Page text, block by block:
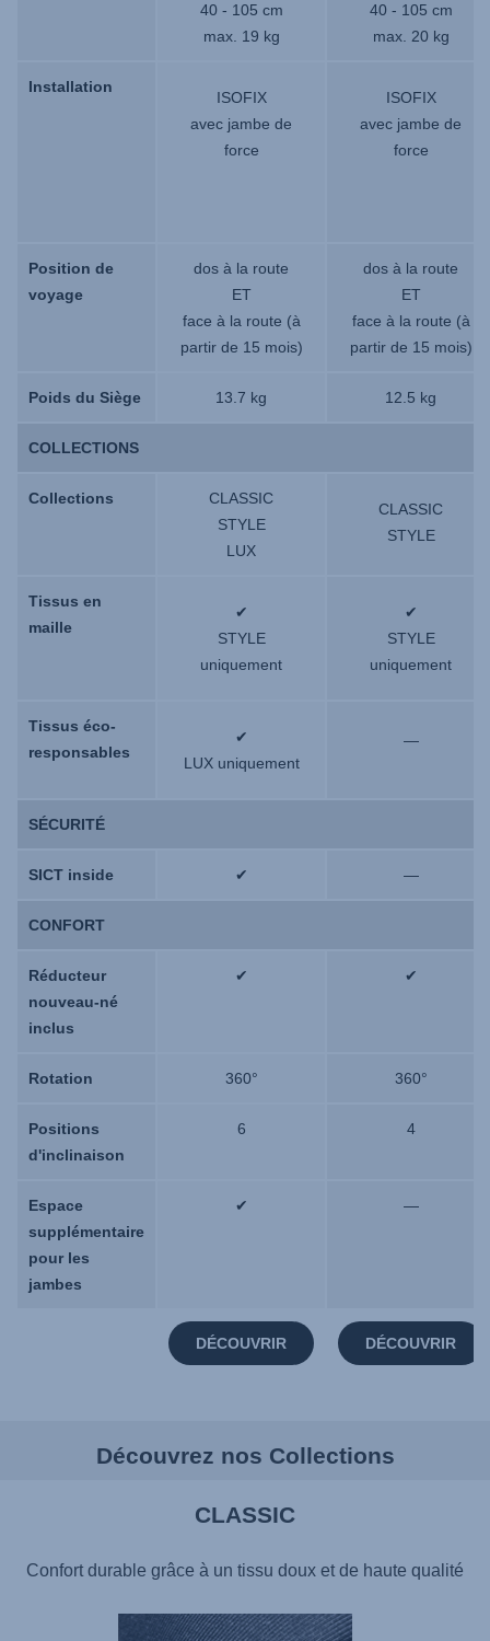
40 - 105 cm
max. 19 kg
40 - 105 cm
max. 20 kg
Installation
ISOFIX
avec jambe de
force
ISOFIX
avec jambe de
force
Position de
voyage
dos à la route
ET
face à la route (à
partir de 15 mois)
dos à la route
ET
face à la route (à
partir de 15 mois)
Poids du Siège 13.7 kg 12.5 kg
COLLECTIONS
Collections
CLASSIC
STYLE
LUX
CLASSIC
STYLE
Tissus en
maille
✔
STYLE
uniquement
✔
STYLE
uniquement
Tissus éco-
responsables
✔
LUX uniquement
—
SÉCURITÉ
SICT inside ✔ —
CONFORT
Réducteur
nouveau-né
inclus
✔ ✔
Rotation 360° 360°
Positions
d'inclinaison
6 4
Espace
supplémentaire
pour les
jambes
✔ —
DÉCOUVRIR DÉCOUVRIR
Installation
Position de
voyage
Poids du Siège
COLLECTIONS
Collections
Tissus en
maille
Tissus éco-
responsables
SÉCURITÉ
SICT inside
CONFORT
Réducteur
nouveau-né
inclus
Rotation
Positions
d'inclinaison
Espace
supplémentaire
pour les
jambes
Découvrez nos Collections
CLASSIC
Confort durable grâce à un tissu doux et de haute qualité